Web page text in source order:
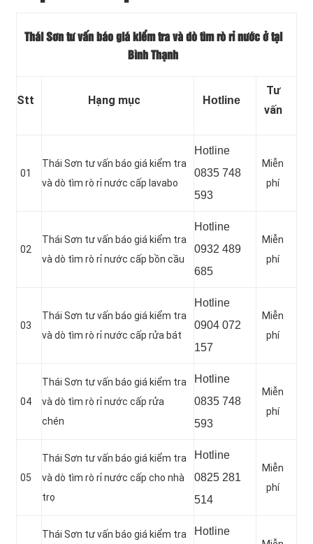
Thái Sơn tư vấn báo giá kiểm tra và dò tìm rò rỉ nước ở tại
Bình Thạnh
Stt Hạng mục Hotline
Tư
vấn
01
Thái Sơn tư vấn báo giá kiểm tra
và dò tìm rò rỉ nước cấp lavabo
Hotline
0835 748
593
Miễn
phí
02
Thái Sơn tư vấn báo giá kiểm tra
và dò tìm rò rỉ nước cấp bồn cầu
Hotline
0932 489
685
Miễn
phí
03
Thái Sơn tư vấn báo giá kiểm tra
và dò tìm rò rỉ nước cấp rửa bát
Hotline
0904 072
157
Miễn
phí
04
Thái Sơn tư vấn báo giá kiểm tra
và dò tìm rò rỉ nước cấp rửa
chén
Hotline
0835 748
593
Miễn
phí
05
Thái Sơn tư vấn báo giá kiểm tra
và dò tìm rò rỉ nước cấp cho nhà
trọ
Hotline
0825 281
514
Miễn
phí
Thái Sơn tư vấn báo giá kiểm tra
Hotline